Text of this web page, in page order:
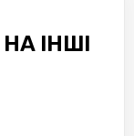
ІНШІ